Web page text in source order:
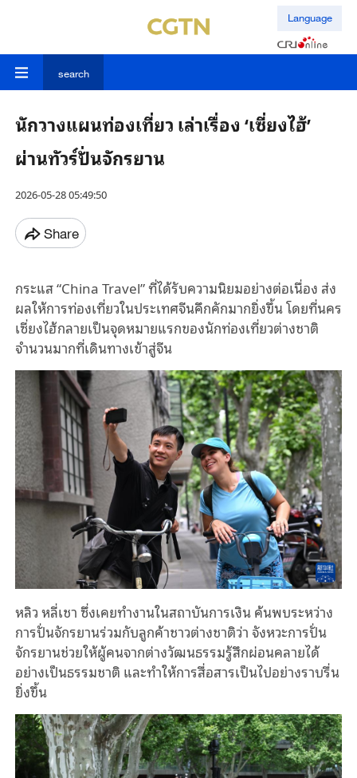
Language
search
นักวางแผนท่องเที่ยว เล่าเรื่อง ‘เซี่ยงไฮ้’
ผ่านทัวร์ปั่นจักรยาน
2026-05-28 05:49:50
Share
กระแส “China Travel” ที่ได้รับความนิยมอย่างต่อเนื่อง ส่ง
ผลให้การท่องเที่ยวในประเทศจีนคึกคักมากยิ่งขึ้น โดยที่นคร
เซี่ยงไฮ้กลายเป็นจุดหมายแรกของนักท่องเที่ยวต่างชาติ
จำนวนมากที่เดินทางเข้าสู่จีน
หลิว หลี่เชา ซึ่งเคยทำงานในสถาบันการเงิน ค้นพบระหว่าง
การปั่นจักรยานร่วมกับลูกค้าชาวต่างชาติว่า จังหวะการปั่น
จักรยานช่วยให้ผู้คนจากต่างวัฒนธรรมรู้สึกผ่อนคลายได้
อย่างเป็นธรรมชาติ และทำให้การสื่อสารเป็นไปอย่างราบรื่น
ยิ่งขึ้น